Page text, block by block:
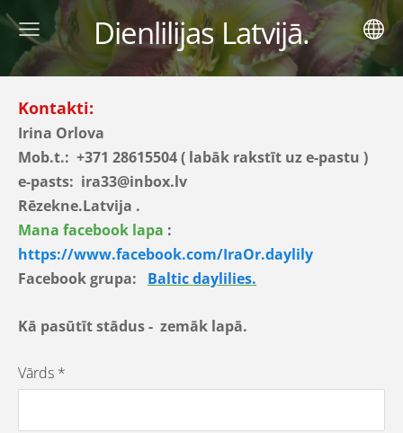
Dienlilijas Latvijā.
Kontakti:
Irina Orlova
Mob.t.: +371 28615504 ( labāk rakstīt uz e-pastu )
e-pasts: ira33@inbox.lv
Rēzekne.Latvija .
Mana facebook lapa :
https://www.facebook.com/IraOr.daylily
Facebook grupa:
Baltic daylilies.
Kā pasūtīt stādus - zemāk lapā.
Vārds *